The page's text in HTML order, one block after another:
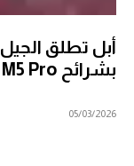
بشرائح M5 Pro وM5 Max
05/03/2026